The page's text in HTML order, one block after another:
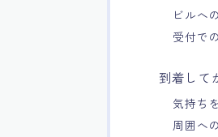
ビルへ
受付で
到着して
気持ち
周囲へ